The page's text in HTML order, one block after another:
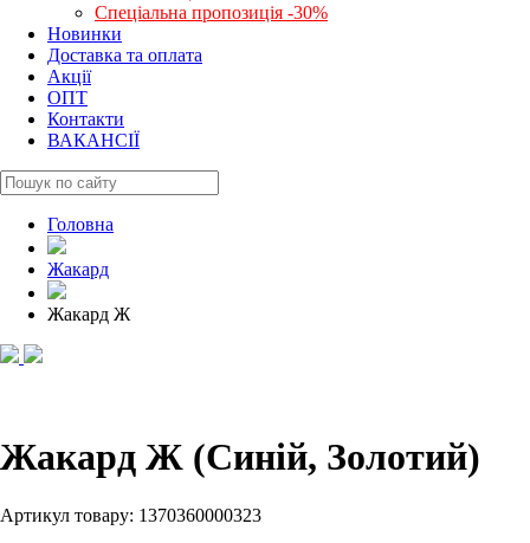
Спеціальна пропозиція -30%
Новинки
Доставка та оплата
Акції
ОПТ
Контакти
ВАКАНСІЇ
Головна
Жакард
Жакард Ж
Жакард Ж (Синій, Золотий)
Артикул товару: 1370360000323